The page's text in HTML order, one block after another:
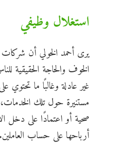
استغلال وظيفي
يرى أحمد الخولي أن شركات
الخوف والحاجة الحقيقية
غير عادلة وغالبًا ما
مستنيرة حول تلك
صحية أو اعتمادًا على دخل
أرباحها على حساب العاملين.